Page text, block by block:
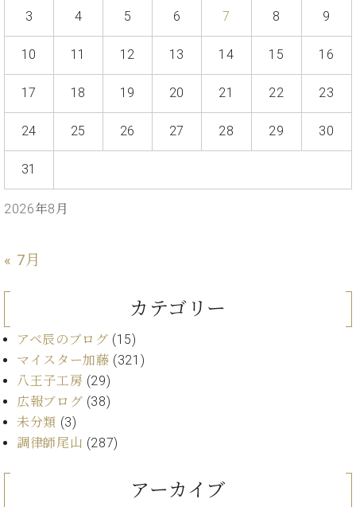
タ
ン
イ
ン
コ
ン
サ
ー
ト
ノ
製
造
番
ュ
弾
く
前
に
シ
ン・
ー
レ
納
報)
ャ
ン
ペ
ー
コ
ン
ト
ス
ベ
ン
ト
店
舗・
サ
ロ
調
格
に
学
ぶ
方
で
迎。
シュ
ーレ
音楽
教室
ベ
案
お
せ
2026年8月
3 4 5 6 7 8 9
10 11 12 13 14 15 16
17 18 19 20 21 22 23
24 25 26 27 28 29 30
31
« 7月
カテゴリー
アベ辰のブログ (15)
マイスター加藤 (321)
八王子工房 (29)
広報ブログ (38)
未分類 (3)
調律師尾山 (287)
アーカイブ